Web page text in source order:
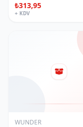
₺313,95
+ KDV
WUNDER